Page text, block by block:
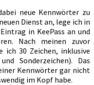
neue Kennwörter zu
Dienst an, lege ich in
in KeePass an und
Nach meinen zuvor
30 Zeichen, inklusive
Sonderzeichen). Das
Kennwörter gar nicht
im Kopf habe.